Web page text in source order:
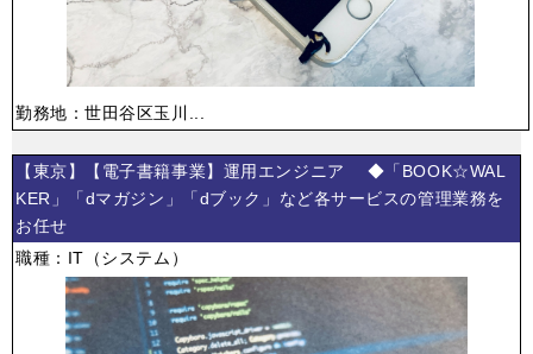
勤務地：世田谷区玉川...
【東京】【電子書籍事業】運用エンジニア ◆「BOOK☆WAL
KER」「dマガジン」「dブック」など各サービスの管理業務を
お任せ
職種：IT（システム）